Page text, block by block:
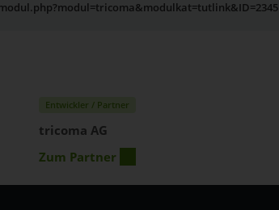
Entwickler / Partner
tricoma AG
Zum Partner